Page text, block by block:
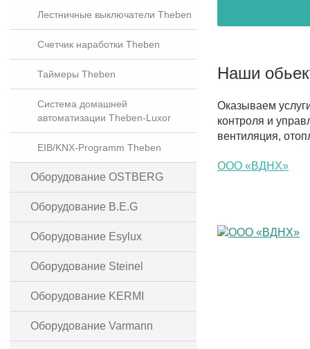
Лестничные выключатели Theben
Счетчик наработки Theben
Таймеры Theben
Система домашней
автоматизации Theben-Luxor
EIB/KNX-Programm Theben
Оборудование OSTBERG
Оборудование B.E.G
Оборудование Esylux
Оборудование Steinel
Оборудование KERMI
Оборудование Varmann
Наши
Оказываем
контроля и
вентиляция,
ООО «ВДНХ»